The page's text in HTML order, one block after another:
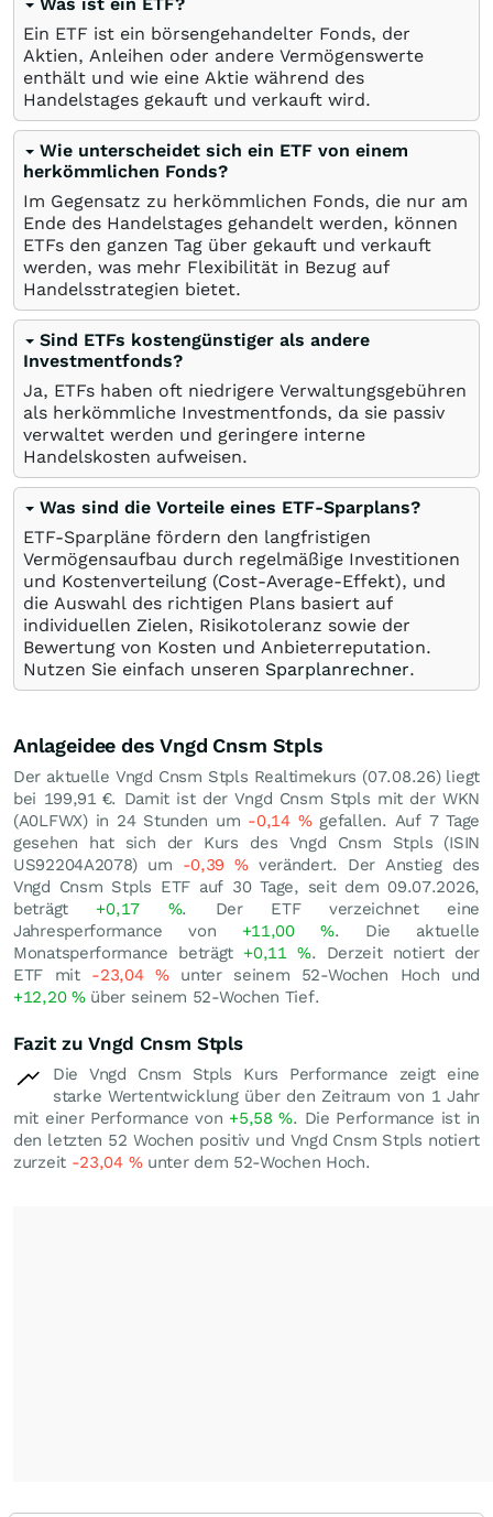
Ein ETF ist ein börsengehandelter Fonds, der
Aktien, Anleihen oder andere Vermögenswerte
enthält und wie eine Aktie während des
Handelstages gekauft und verkauft wird.
Wie unterscheidet sich ein ETF von einem
herkömmlichen Fonds?
Im Gegensatz zu herkömmlichen Fonds, die nur am
Ende des Handelstages gehandelt werden, können
ETFs den ganzen Tag über gekauft und verkauft
werden, was mehr Flexibilität in Bezug auf
Handelsstrategien bietet.
Sind ETFs kostengünstiger als andere
Investmentfonds?
Ja, ETFs haben oft niedrigere Verwaltungsgebühren
als herkömmliche Investmentfonds, da sie passiv
verwaltet werden und geringere interne
Handelskosten aufweisen.
Was sind die Vorteile eines ETF-Sparplans?
ETF-Sparpläne fördern den langfristigen
Vermögensaufbau durch regelmäßige Investitionen
und Kostenverteilung (Cost-Average-Effekt), und
die Auswahl des richtigen Plans basiert auf
individuellen Zielen, Risikotoleranz sowie der
Bewertung von Kosten und Anbieterreputation.
Nutzen Sie einfach unseren Sparplanrechner.
Anlageidee des Vngd Cnsm Stpls
Der aktuelle Vngd Cnsm Stpls Realtimekurs (07.08.26) liegt
bei 199,91 €. Damit ist der Vngd Cnsm Stpls mit der WKN
(A0LFWX) in 24 Stunden um -0,14 %gefallen. Auf 7 Tage
gesehen hat sich der Kurs des Vngd Cnsm Stpls (ISIN
US92204A2078) um -0,39%verändert. Der Anstieg des
Vngd Cnsm Stpls ETF auf 30 Tage, seit dem 09.07.2026,
beträgt +0,17 %. Der ETF verzeichnet eine
Jahresperformance von +11,00%. Die aktuelle
Monatsperformance beträgt +0,11 %. Derzeit notiert der
ETF mit -23,04 %unter seinem 52-Wochen Hoch und
+12,20 %über seinem 52-Wochen Tief.
Fazit zu Vngd Cnsm Stpls
Die Vngd Cnsm Stpls Kurs Performance zeigt eine
starke Wertentwicklung über den Zeitraum von 1 Jahr
mit einer Performance von +5,58%. Die Performance ist in
den letzten 52 Wochen positiv und Vngd Cnsm Stpls notiert
zurzeit -23,04 %unter dem 52-Wochen Hoch.